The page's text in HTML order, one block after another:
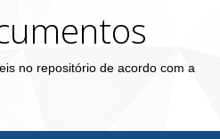
no repositório de acordo com a